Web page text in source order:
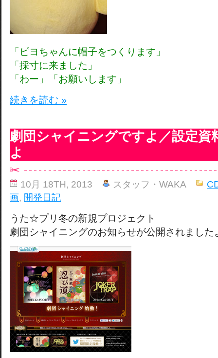
「ピヨちゃんに帽子をつくります」
「採寸に来ました」
「わー」「お願いします」
続きを読む »
劇団シャイニングですよ／設定資
よ
10月 18TH, 2013 スタッフ・WAKA
画, 開発日記
うた☆プリ冬の新規プロジェクト
劇団シャイニングのお知らせが公開されました